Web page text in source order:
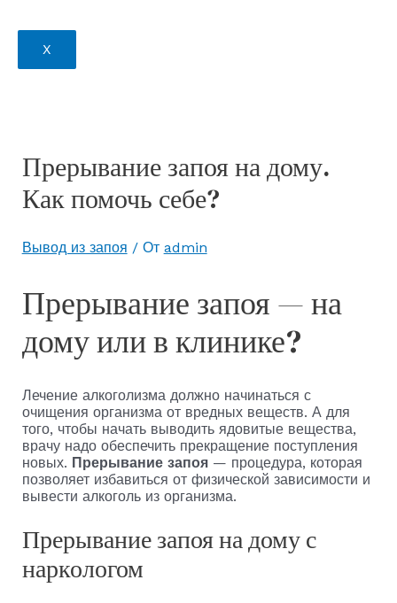
X
Прерывание запоя на дому.
Как помочь себе?
Вывод из запоя / От admin
Прерывание запоя — на
дому или в клинике?
Лечение алкоголизма должно начинаться с
очищения организма от вредных веществ. А для
того, чтобы начать выводить ядовитые вещества,
врачу надо обеспечить прекращение поступления
новых. Прерывание запоя— процедура, которая
позволяет избавиться от физической зависимости и
вывести алкоголь из организма.
Прерывание запоя на дому с
наркологом